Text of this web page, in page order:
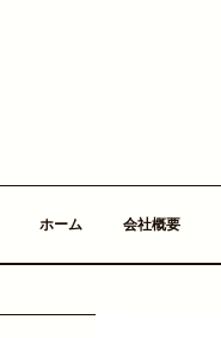
ホーム 会社概要